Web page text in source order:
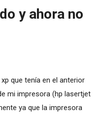
y ahora no
que tenía en el anterior
mi impresora (hp lasertjet
ya que la impresora